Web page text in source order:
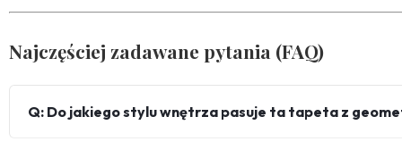
Najczęściej zadawane pytania (FAQ)
Q: Do jakiego stylu wnętrza pasuje ta tapeta z